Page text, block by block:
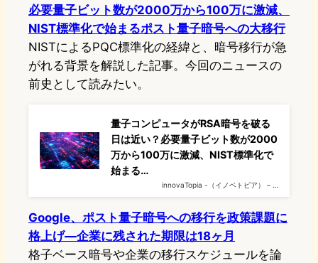
必要量子ビット数が2000万から100万に激減、
NIST標準化で始まるポスト量子暗号への大移行
NISTによるPQC標準化の経緯と、暗号移行が急
がれる背景を解説した記事。今回のニュースの
前史として読みたい。
量子コンピュータがRSA暗号を破る
日は近い？必要量子ビット数が2000
万から100万に激減、NIST標準化で
始まる…
innovaTopia -（イノベトピア） – …
Google、ポスト量子暗号への移行を政策課題に
格上げ—企業に残された期限は18ヶ月
格子ベース暗号や企業の移行スケジュールを論